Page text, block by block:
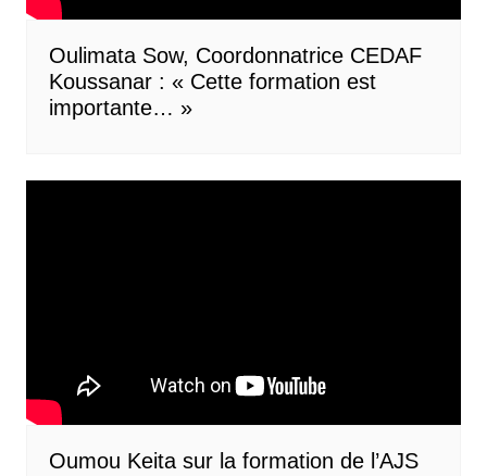
Oulimata Sow, Coordonnatrice CEDAF
Koussanar : « Cette formation est
importante… »
Oumou Keita sur la formation de l’AJS